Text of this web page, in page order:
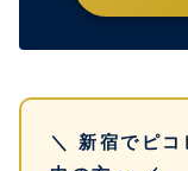
＼ 新宿でピ